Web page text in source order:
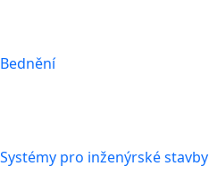
Bednění
Systémy pro inženýrské stavby